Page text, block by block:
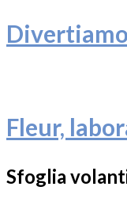
Fleur,
Sfoglia